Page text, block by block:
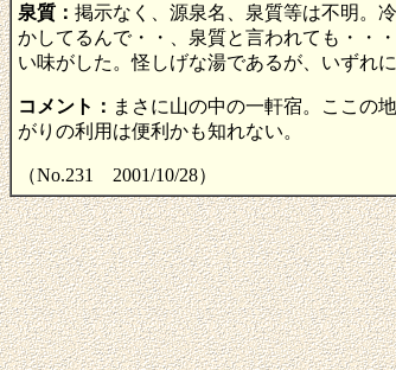
泉質： 掲示なく、源泉名、泉質等は不明。
かしてるんで・・、泉質と言われても・・
い味がした。怪しげな湯であるが、いずれ
コメント： まさに山の中の一軒宿。ここの
がりの利用は便利かも知れない。
（No.231 2001/10/28）